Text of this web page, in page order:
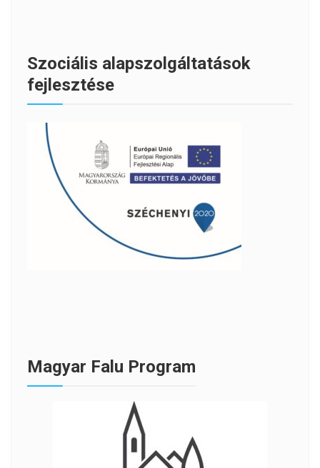
Szociális alapszolgáltatások
fejlesztése
Magyar Falu Program